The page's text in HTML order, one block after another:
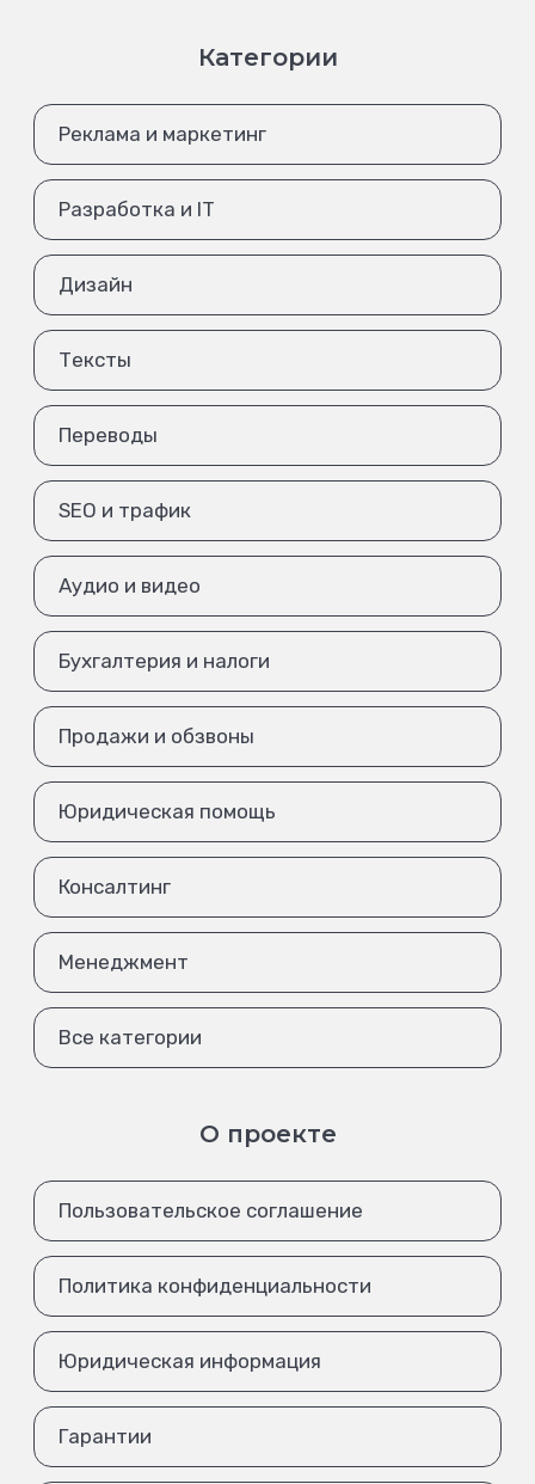
Категории
Реклама и маркетинг
Разработка и IT
Дизайн
Тексты
Переводы
SEO и трафик
Аудио и видео
Бухгалтерия и налоги
Продажи и обзвоны
Юридическая помощь
Консалтинг
Менеджмент
Все категории
О проекте
Пользовательское соглашение
Политика конфиденциальности
Юридическая информация
Гарантии